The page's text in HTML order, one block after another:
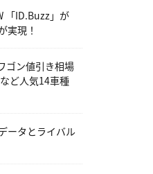
「ID.Buzz」が
実現！
ゴン値引き相場
ど人気14車種
ータとライバル